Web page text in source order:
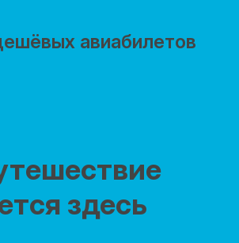
авиабилетов
здесь